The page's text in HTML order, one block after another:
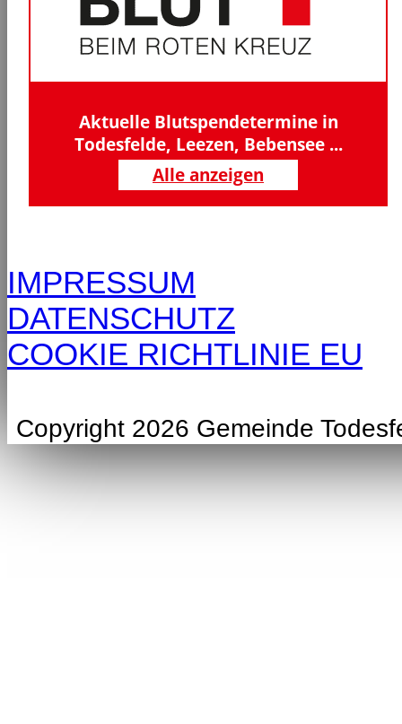
Aktuelle Blutspendetermine in
Todesfelde, Leezen, Bebensee ...
Alle anzeigen
IMPRESSUM
DATENSCHUTZ
COOKIE RICHTLINIE EU
Copyright 2026 Gemeinde